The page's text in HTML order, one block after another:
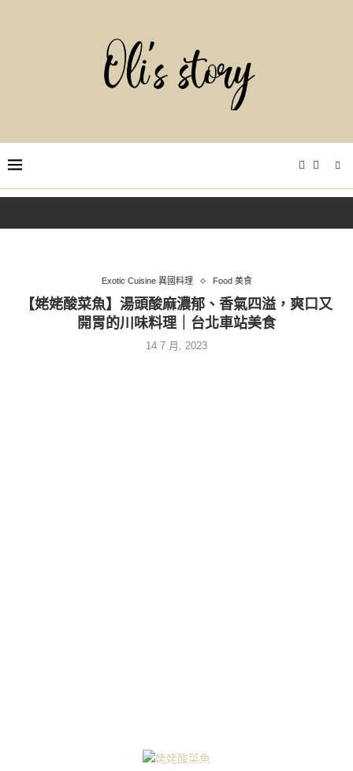
Exotic Cuisine 異國料理 Food 美食
【姥姥酸菜魚】湯頭酸麻濃郁、香氣四溢，爽口又
開胃的川味料理｜台北車站美食
14 7 月, 2023